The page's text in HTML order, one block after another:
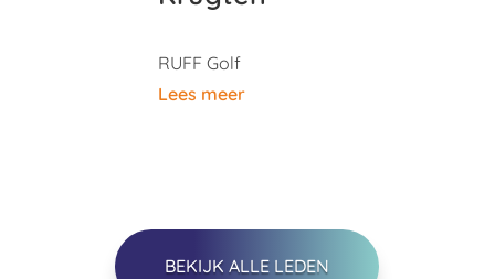
RUFF Golf
Lees meer
BEKIJK ALLE LEDEN